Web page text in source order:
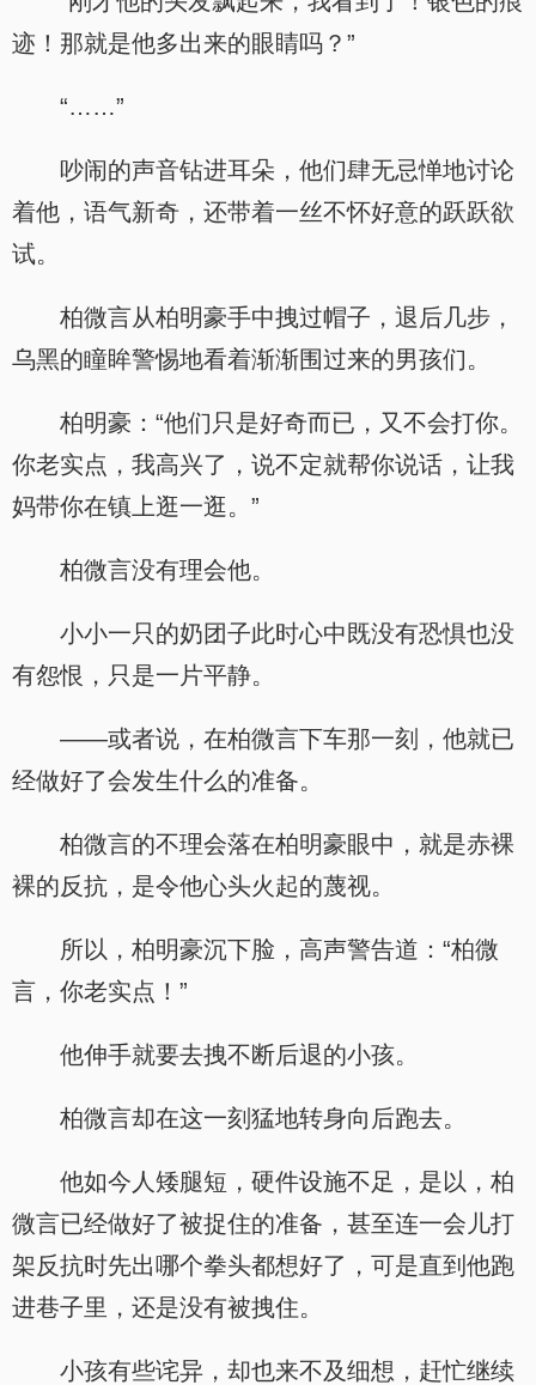
迹！那就是他多出来的眼睛吗？”
“……”
吵闹的声音钻进耳朵，他们肆无忌惮地讨论
着他，语气新奇，还带着一丝不怀好意的跃跃欲
试。
柏微言从柏明豪手中拽过帽子，退后几步，
乌黑的瞳眸警惕地看着渐渐围过来的男孩们。
柏明豪：“他们只是好奇而已，又不会打你。
你老实点，我高兴了，说不定就帮你说话，让我
妈带你在镇上逛一逛。”
柏微言没有理会他。
小小一只的奶团子此时心中既没有恐惧也没
有怨恨，只是一片平静。
——或者说，在柏微言下车那一刻，他就已
经做好了会发生什么的准备。
柏微言的不理会落在柏明豪眼中，就是赤裸
裸的反抗，是令他心头火起的蔑视。
所以，柏明豪沉下脸，高声警告道：“柏微
言，你老实点！”
他伸手就要去拽不断后退的小孩。
柏微言却在这一刻猛地转身向后跑去。
他如今人矮腿短，硬件设施不足，是以，柏
微言已经做好了被捉住的准备，甚至连一会儿打
架反抗时先出哪个拳头都想好了，可是直到他跑
进巷子里，还是没有被拽住。
小孩有些诧异，却也来不及细想，赶忙继续